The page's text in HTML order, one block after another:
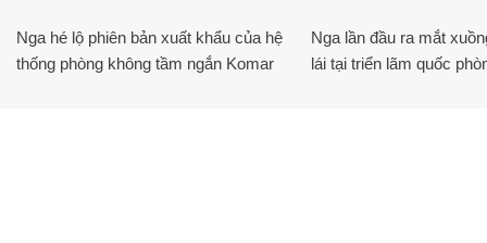
Nga hé lộ phiên bản xuất khẩu của hệ
thống phòng không tầm ngắn Komar
Nga lần đầu ra mắt
lái tại triển lãm quốc